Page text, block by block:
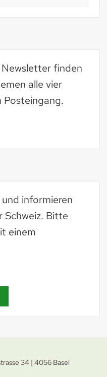
finden
alle vier
Posteingang.
informieren
Schweiz. Bitte
einem
34 | 4056 Basel